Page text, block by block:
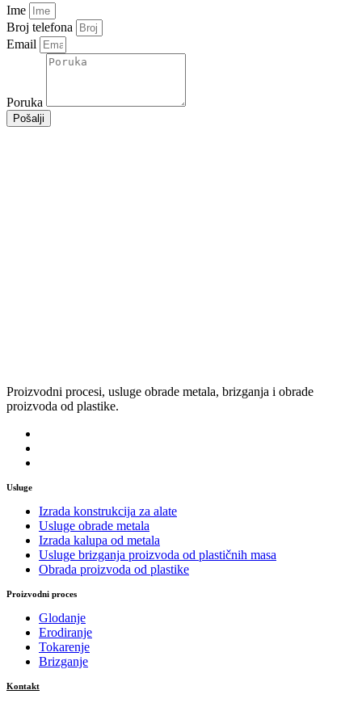
Ime
Broj telefona
Email
Poruka
Pošalji
Proizvodni procesi, usluge obrade metala, brizganja i obrade
proizvoda od plastike.
Usluge
Izrada konstrukcija za alate
Usluge obrade metala
Izrada kalupa od metala
Usluge brizganja proizvoda od plastičnih masa
Obrada proizvoda od plastike
Proizvodni proces
Glodanje
Erodiranje
Tokarenje
Brizganje
Kontakt